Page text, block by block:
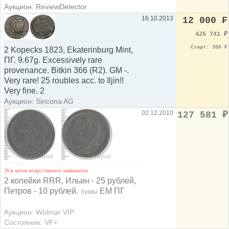
Аукцион: ReviewDetector
2 Kopecks 1823, Ekaterinburg Mint,
ПГ. 9.67g. Excessively rare
provenance. Bitkin 366 (R2). GM -.
Very rare! 25 roubles acc. to Iljin!!
Very fine. 2
Аукцион: Sincona AG
16.10.2013 12 000 ₣
425 741 ₽
Старт: 350 ₣
Эта цена искусственно завышена
2 копейки RRR, Ильин - 25 рублей,
Петров - 10 рублей. буквы ЕМ ПГ
Аукцион: Wolmar VIP
Состояние: VF+
02.12.2010 127 581 ₽